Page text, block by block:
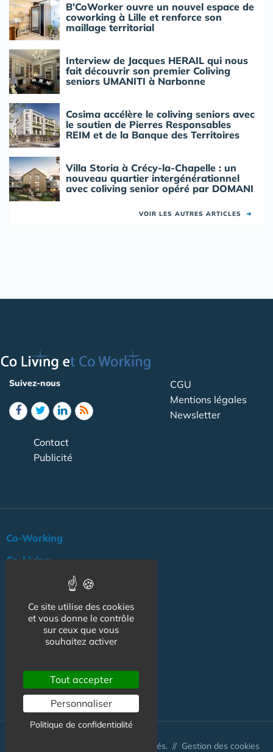
B'CoWorker ouvre un nouvel espace de
coworking à Lille et renforce son
maillage territorial
Interview de Jacques HERAIL qui nous
fait découvrir son premier Coliving
seniors UMANITI à Narbonne
Cosima accélère le coliving seniors avec
le soutien de Pierres Responsables
REIM et de la Banque des Territoires
Villa Storia à Crécy-la-Chapelle : un
nouveau quartier intergénérationnel
avec coliving senior opéré par DOMANI
VOIR LES AUTRES ARTICLES ➜
Suivez-nous
CGU
Mentions légales
Newsletter
Contact
Publicité
Co-Working
Co-Living
Coworking Santé
Co-living Senior
Actualité
Professionnels
NOS AUTRES SITES :
© Australis 2026 - Tous droits réservés. // Gestion des cookies
Ce site utilise des cookies
et vous donne le contrôle
sur ceux que vous
souhaitez activer
Tout accepter
Personnaliser
Politique de confidentialité